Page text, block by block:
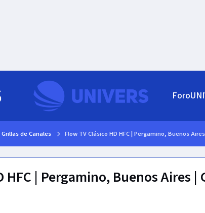
Grillas de Canales Flow TV Clásico HD HFC | Pergamino, Buenos
HFC | Pergamino, Buenos Aires